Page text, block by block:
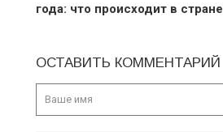
года: что происходит в стране
ОСТАВИТЬ КОММЕНТАРИЙ